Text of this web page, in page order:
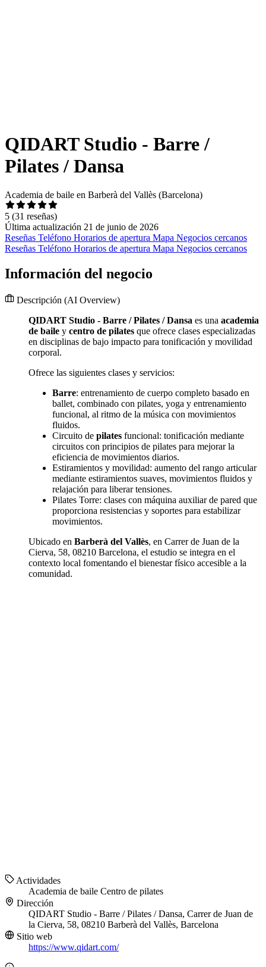
QIDART Studio - Barre /
Pilates / Dansa
Academia de baile en Barberà del Vallès (Barcelona)
5 (31 reseñas)
Última actualización 21 de junio de 2026
Reseñas Teléfono Horarios de apertura Mapa Negocios cercanos
Reseñas Teléfono Horarios de apertura Mapa Negocios cercanos
Información del negocio
Descripción (AI Overview)
QIDART Studio - Barre / Pilates / Dansa es una academia
de baile y centro de pilates que ofrece clases especializadas
en disciplinas de bajo impacto para tonificación y movilidad
corporal.
Ofrece las siguientes clases y servicios:
Barre: entrenamiento de cuerpo completo basado en
ballet, combinado con pilates, yoga y entrenamiento
funcional, al ritmo de la música con movimientos
fluidos.
Circuito de pilates funcional: tonificación mediante
circuitos con principios de pilates para mejorar la
eficiencia de movimientos diarios.
Estiramientos y movilidad: aumento del rango articular
mediante estiramientos suaves, movimientos fluidos y
relajación para liberar tensiones.
Pilates Torre: clases con máquina auxiliar de pared que
proporciona resistencias y soportes para estabilizar
movimientos.
Ubicado en Barberà del Vallès, en Carrer de Juan de la
Cierva, 58, 08210 Barcelona, el estudio se integra en el
contexto local fomentando el bienestar físico accesible a la
comunidad.
Actividades
Academia de baile Centro de pilates
Dirección
QIDART Studio - Barre / Pilates / Dansa, Carrer de Juan de
la Cierva, 58, 08210 Barberà del Vallès, Barcelona
Sitio web
https://www.qidart.com/